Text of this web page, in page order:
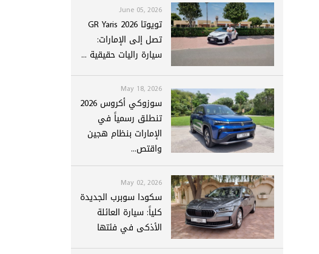
June 05, 2026
تويوتا GR Yaris 2026
تصل إلى الإمارات:
سيارة راليات حقيقية ...
May 18, 2026
سوزوكي أكروس 2026
تنطلق رسمياً في
الإمارات بنظام هجين
واقتص...
May 02, 2026
سكودا سوبرب الجديدة
كلياً: سيارة العائلة
الأذكى في فئتها